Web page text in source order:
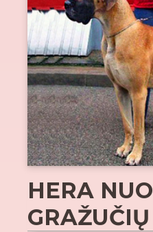
HERA NUO
GRAŽUČIŲ